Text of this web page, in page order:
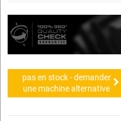
pas en stock - demander
une machine alternative